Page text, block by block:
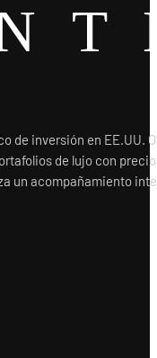
de inversión en EE.UU.
de lujo con
un acompañamiento